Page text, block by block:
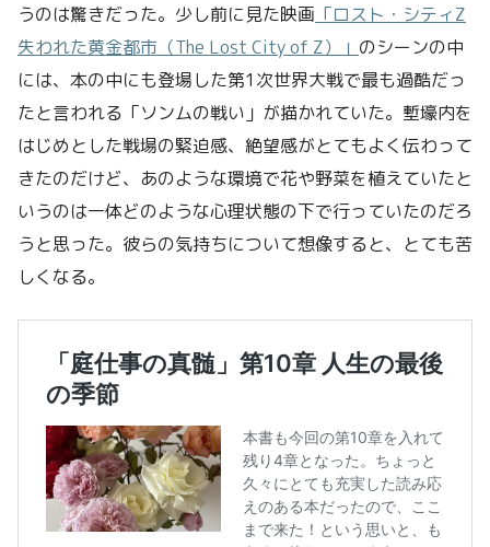
うのは驚きだった。少し前に見た映画 「ロスト・シティZ
失われた黄金都市（The Lost City of Z）」 のシーンの中
には、本の中にも登場した第1次世界大戦で最も過酷だっ
たと言われる「ソンムの戦い」が描かれていた。塹壕内を
はじめとした戦場の緊迫感、絶望感がとてもよく伝わって
きたのだけど、あのような環境で花や野菜を植えていたと
いうのは一体どのような心理状態の下で行っていたのだろ
うと思った。彼らの気持ちについて想像すると、とても苦
しくなる。